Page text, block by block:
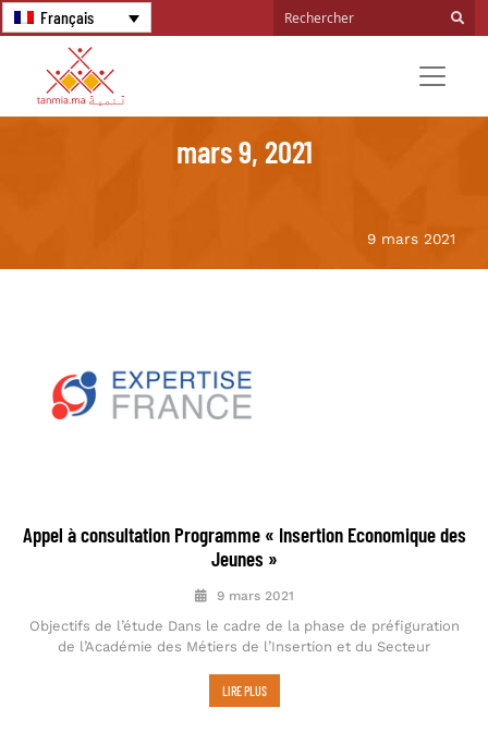
Français
mars 9, 2021
9 mars 2021
Appel à consultation Programme « Insertion Economique des
Jeunes »
9 mars 2021
Objectifs de l’étude Dans le cadre de la phase de préfiguration
de l’Académie des Métiers de l’Insertion et du Secteur
LIRE PLUS